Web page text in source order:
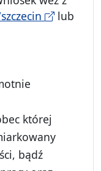
lub
której
bądź